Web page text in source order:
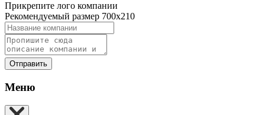
Прикрепите лого компании
Рекомендуемый размер 700х210
Отправить
Меню